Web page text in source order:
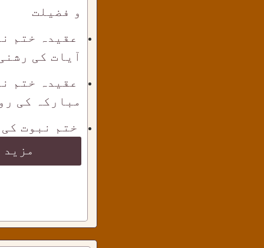
و فضیلت
عقیدہ ختم
آیات کی
عقیدہ ختم
مبارکہ کی
ختم نبوت